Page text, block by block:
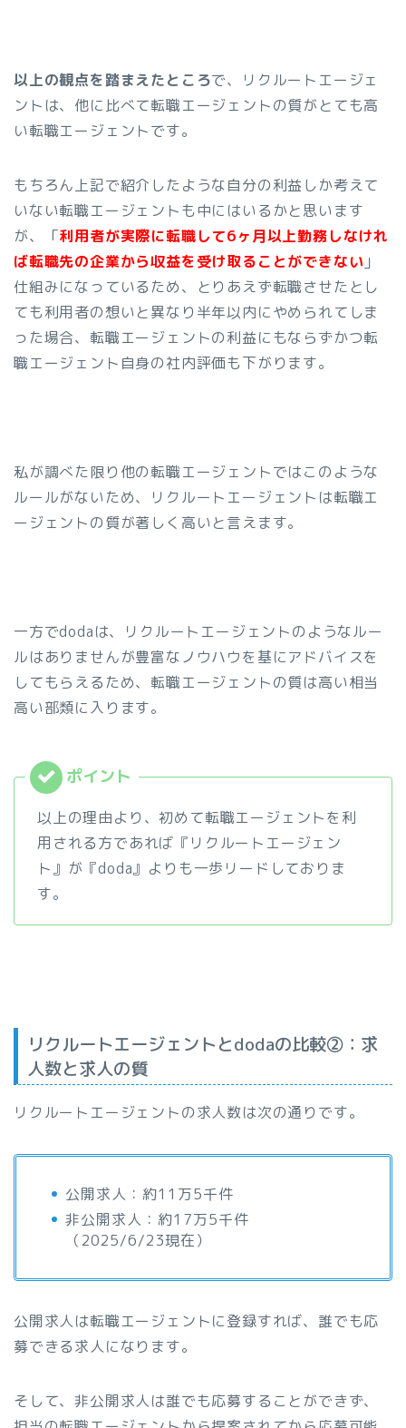
以上の観点を踏まえたところで、リクルートエージェ
ントは、他に比べて転職エージェントの質がとても高
い転職エージェントです。
もちろん上記で紹介したような自分の利益しか考えて
いない転職エージェントも中にはいるかと思います
が、「利用者が実際に転職して6ヶ月以上勤務しなけれ
ば転職先の企業から収益を受け取ることができない 」
仕組みになっているため、とりあえず転職させたとし
ても利用者の想いと異なり半年以内にやめられてしま
った場合、転職エージェントの利益にもならずかつ転
職エージェント自身の社内評価も下がります。
私が調べた限り他の転職エージェントではこのような
ルールがないため、リクルートエージェントは転職エ
ージェントの質が著しく高いと言えます。
一方でdodaは、リクルートエージェントのようなルー
ルはありませんが豊富なノウハウを基にアドバイスを
してもらえるため、転職エージェントの質は高い相当
高い部類に入ります。
以上の理由より、初めて転職エージェントを利
用される方であれば『リクルートエージェン
ト』が『doda』よりも一歩リードしておりま
す。
リクルートエージェントとdodaの比較②：求
人数と求人の質
リクルートエージェントの求人数は次の通りです。
公開求人：約11万5千件
非公開求人：約17万5千件
（2025/6/23現在）
公開求人は転職エージェントに登録すれば、誰でも応
募できる求人になります。
そして、非公開求人は誰でも応募することができず、